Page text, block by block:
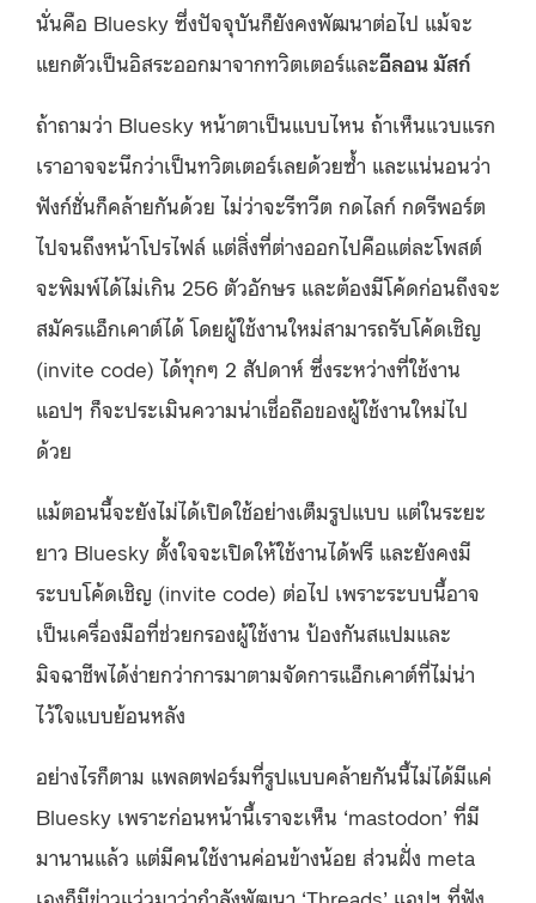
นั่นคือ Bluesky ซึ่งปัจจุบันก็ยังคงพัฒนาต่อไป แม้จะ
แยกตัวเป็นอิสระออกมาจากทวิตเตอร์และอีลอน มัสก์
ถ้าถามว่า Bluesky หน้าตาเป็นแบบไหน ถ้าเห็นแวบแรก
เราอาจจะนึกว่าเป็นทวิตเตอร์เลยด้วยซ้ำ และแน่นอนว่า
ฟังก์ชั่นก็คล้ายกันด้วย ไม่ว่าจะรีทวีต กดไลก์ กดรีพอร์ต
ไปจนถึงหน้าโปรไฟล์ แต่สิ่งที่ต่างออกไปคือแต่ละโพสต์
จะพิมพ์ได้ไม่เกิน 256 ตัวอักษร และต้องมีโค้ดก่อนถึงจะ
สมัครแอ็กเคาต์ได้ โดยผู้ใช้งานใหม่สามารถรับโค้ดเชิญ
(invite code) ได้ทุกๆ 2 สัปดาห์ ซึ่งระหว่างที่ใช้งาน
แอปฯ ก็จะประเมินความน่าเชื่อถือของผู้ใช้งานใหม่ไป
ด้วย
แม้ตอนนี้จะยังไม่ได้เปิดใช้อย่างเต็มรูปแบบ แต่ในระยะ
ยาว Bluesky ตั้งใจจะเปิดให้ใช้งานได้ฟรี และยังคงมี
ระบบโค้ดเชิญ (invite code) ต่อไป เพราะระบบนี้อาจ
เป็นเครื่องมือที่ช่วยกรองผู้ใช้งาน ป้องกันสแปมและ
มิจฉาชีพได้ง่ายกว่าการมาตามจัดการแอ็กเคาต์ที่ไม่น่า
ไว้ใจแบบย้อนหลัง
อย่างไรก็ตาม แพลตฟอร์มที่รูปแบบคล้ายกันนี้ไม่ได้มีแค่
Bluesky เพราะก่อนหน้านี้เราจะเห็น ‘mastodon’ ที่มี
มานานแล้ว แต่มีคนใช้งานค่อนข้างน้อย ส่วนฝั่ง meta
เองก็มีข่าวแว่วมาว่ากำลังพัฒนา ‘Threads’ แอปฯ ที่ฟัง